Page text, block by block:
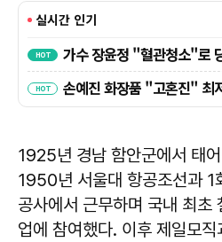
1925년 경남 함안군에서 태
1950년 서울대 항공조선과 1
공사에서 근무하며 국내 최초
업에 참여했다. 이후 제일모